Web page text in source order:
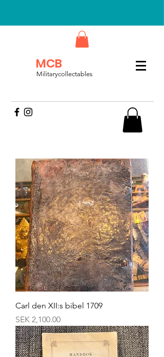
MCB
Militarycollectables
Carl den XII:s bibel 1709
Price
SEK 2,100.00